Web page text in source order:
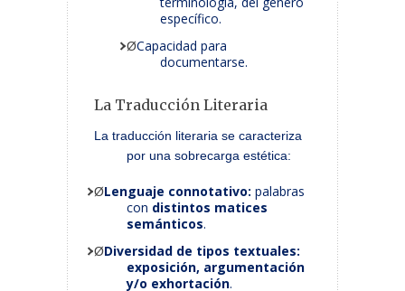
específico.
ØCapacidad para
documentarse.
La Traducción Literaria
La traducción literaria se caracteriza
por una sobrecarga estética:
ØLenguaje connotativo: palabras
con distintos matices
semánticos.
ØDiversidad de tipos textuales:
exposición, argumentación
y/o exhortación.